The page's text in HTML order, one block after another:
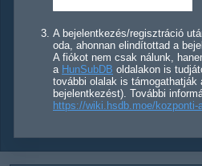
A bejelentkezés/regisztráció
oda, ahonnan elindítottad a
A fiókot nem csak nálunk,
a HunSubDB oldalakon is
további olalak is támogathatják
bejelentkezést). További
https://wiki.hsdb.moe/